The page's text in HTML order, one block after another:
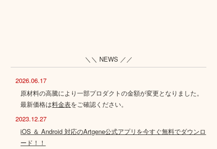
＼＼ NEWS ／／
2026.06.17
原材料の高騰により一部プロダクトの金額が変更となりました。
最新価格は料金表をご確認ください。
2023.12.27
iOS ＆ Android 対応のArtgene公式アプリを今すぐ無料でダウンロ
ード！！